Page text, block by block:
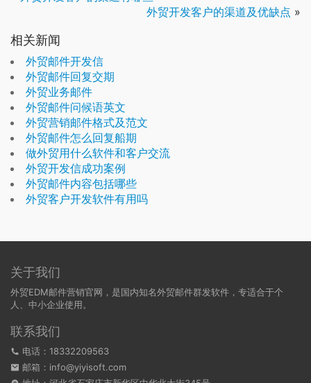
外贸开发客户的渠道及优缺点 »
相关新闻
外贸邮件开发信
外贸邮件回复交期
外贸业务邮件
外贸邮件问候语英文
外贸营销邮件格式及范文
外贸邮件怎么回复船期
做外贸用什么软件和客户交流
外贸开发信成功案例
外贸邮件内容包括哪些
外贸客户开发软件有用吗
关于我们
外贸EDM邮件营销官网，是国内知名外贸邮件群发软件，专适合于个
人、中小企业使用。
联系我们
电话：18332209563
邮箱：info@yiyisoft.com